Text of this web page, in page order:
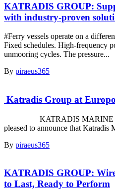
KATRADIS GROUP:
with industry-proven
#Ferry vessels operate on a
Fixed schedules. High-frequency
unmooring cycles. The pressure...
By piraeus365
Katradis Group at
KATRADIS MARINE
pleased to announce that Katradis
By piraeus365
KATRADIS GROUP:
to Last, Ready to Perform